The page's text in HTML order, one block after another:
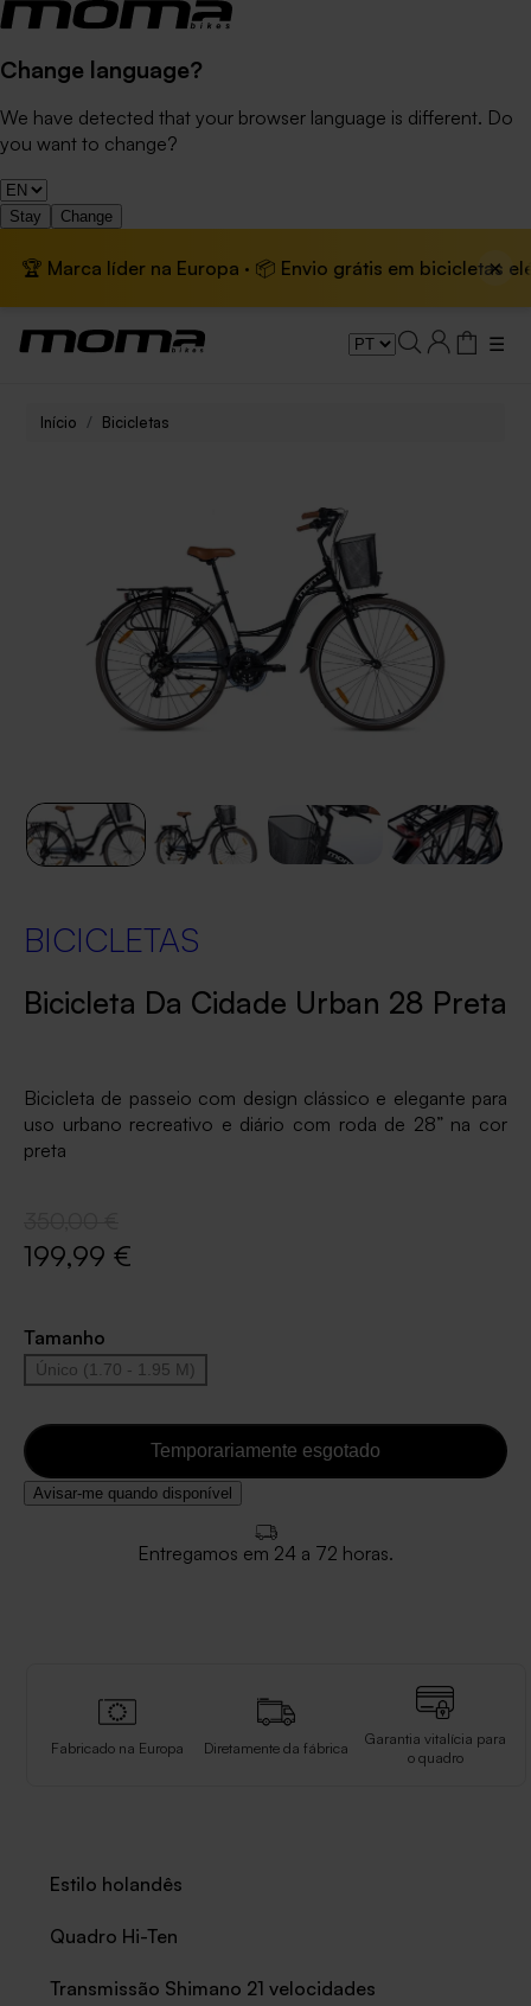
Change language?
We have detected that your browser language is different. Do
you want to change?
Stay Change
líder na Europa · 📦 Envio grátis em bicicletas elétricas
×
☰
Início Bicicletas
BICICLETAS
Bicicleta Da Cidade Urban 28 Preta
Bicicleta de passeio com design clássico e elegante para
uso urbano recreativo e diário com roda de 28” na cor
preta
199,99 €
Tamanho
Único (1.70 - 1.95 M)
Temporariamente esgotado
Avisar-me quando disponível
Entregamos em 24 a 72 horas.
Fabricado na Europa Diretamente da fábrica
Garantia vitalícia para
o quadro
Estilo holandês
Quadro Hi-Ten
Transmissão Shimano 21 velocidades